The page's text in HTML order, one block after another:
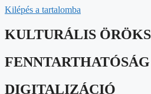
Kilépés a tartalomba
KULTURÁLIS
FENNTARTHATÓSÁG
DIGITALIZÁCIÓ